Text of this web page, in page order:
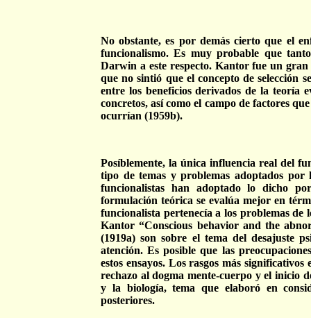
No obstante, es por demás cierto que el
funcionalismo. Es muy probable que
Darwin a este respecto. Kantor fue un
que no sintió que el concepto de selección
entre los beneficios derivados de la teoría
concretos, así como el campo de factores
ocurrían (1959b).
Posíblemente, la única influencia real del
tipo de temas y problemas adoptados por
funcionalistas han adoptado lo dicho
formulación teórica se evalúa mejor en
funcionalista pertenecía a los problemas de
Kantor “Conscious behavior and the
(1919a) son sobre el tema del desajuste
atención. Es posible que las
estos ensayos. Los rasgos más
rechazo al dogma mente-cuerpo y el inicio
y la biología, tema que elaboró en
posteriores.